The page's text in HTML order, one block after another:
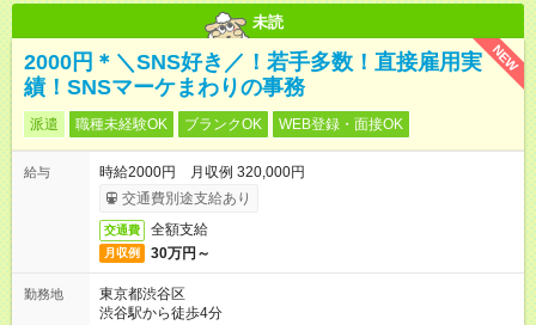
未読
NEW
2000円＊＼SNS好き／！若手多数！直接雇用実
績！SNSマーケまわりの事務
派遣 職種未経験OK ブランクOK WEB登録・面接OK
給与
時給2000円 月収例 320,000円
交通費別途支給あり
交通費 全額支給
月収例 30万円～
勤務地
東京都渋谷区
渋谷駅から徒歩4分